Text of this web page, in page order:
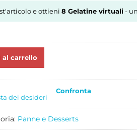
e ottieni 8 Gelatine virtuali-
al carrello
dei desideri
Confronta
Panne e Desserts